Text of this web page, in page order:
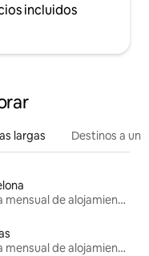
incluidos
largas Destinos a un
Renta mensual de alojamientos
Renta mensual de alojamientos